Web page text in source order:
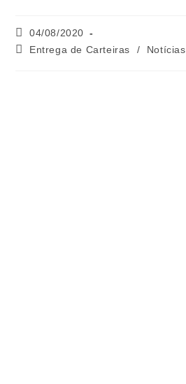
04/08/2020
Entrega de Carteiras
/ Notícias